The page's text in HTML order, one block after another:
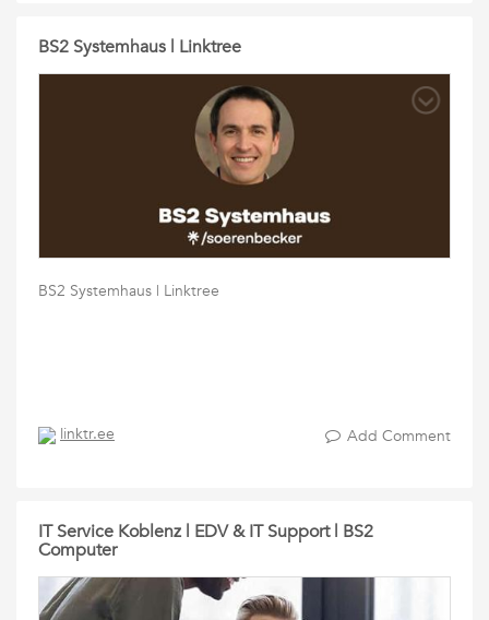
BS2 Systemhaus | Linktree
BS2 Systemhaus | Linktree
linktr.ee Add Comment
IT Service Koblenz | EDV & IT Support | BS2
Computer